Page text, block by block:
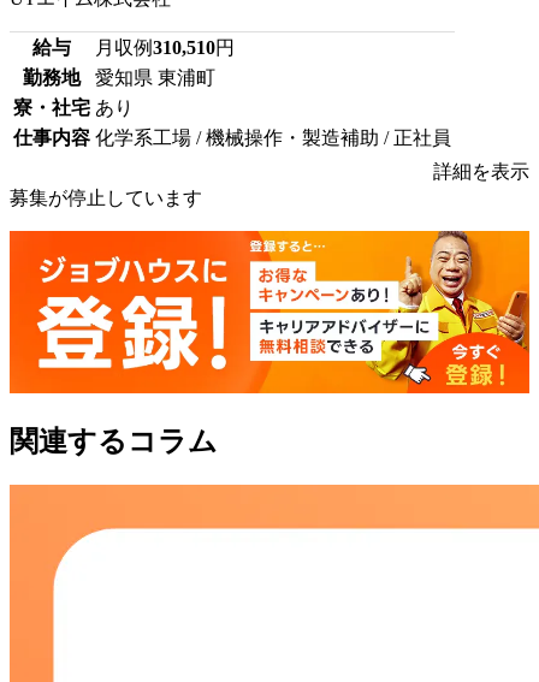
給与 月収例310,510円
勤務地
愛知県 東浦町
寮・社宅 あり
仕事内容 化学系工場 / 機械操作・製造補助 / 正社員
詳細を表示
募集が停止しています
関連するコラム